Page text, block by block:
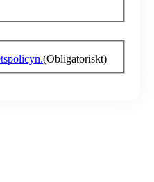
(Obligatoriskt)